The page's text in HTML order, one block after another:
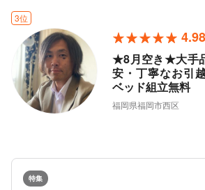
3位
4.98
★8月空き★大手
安・丁寧なお引
ベッド組立無料
福岡県福岡市西区
特集